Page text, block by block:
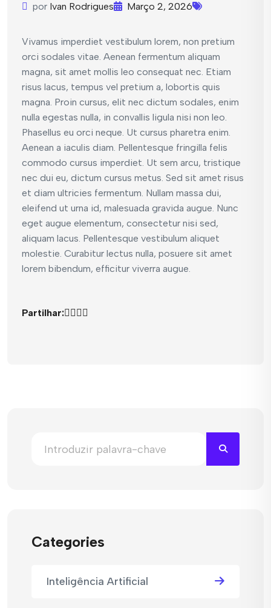
por Ivan Rodrigues Março 2, 2026
Vivamus imperdiet vestibulum lorem, non pretium
orci sodales vitae. Aenean fermentum aliquam
magna, sit amet mollis leo consequat nec. Etiam
risus lacus, tempus vel pretium a, lobortis quis
magna. Proin cursus, elit nec dictum sodales, enim
nulla egestas nulla, in convallis ligula nisi non leo.
Phasellus eu orci neque. Ut cursus pharetra enim.
Aenean a iaculis diam. Pellentesque fringilla felis
commodo cursus imperdiet. Ut sem arcu, tristique
nec dui eu, dictum cursus metus. Sed sit amet risus
et diam ultricies fermentum. Nullam massa dui,
eleifend ut urna id, malesuada gravida augue. Nunc
eget augue elementum, consectetur nisi sed,
aliquam lacus. Pellentesque vestibulum aliquet
molestie. Curabitur lectus nulla, posuere sit amet
lorem bibendum, efficitur viverra augue.
Partilhar:
Categories
Inteligência Artificial